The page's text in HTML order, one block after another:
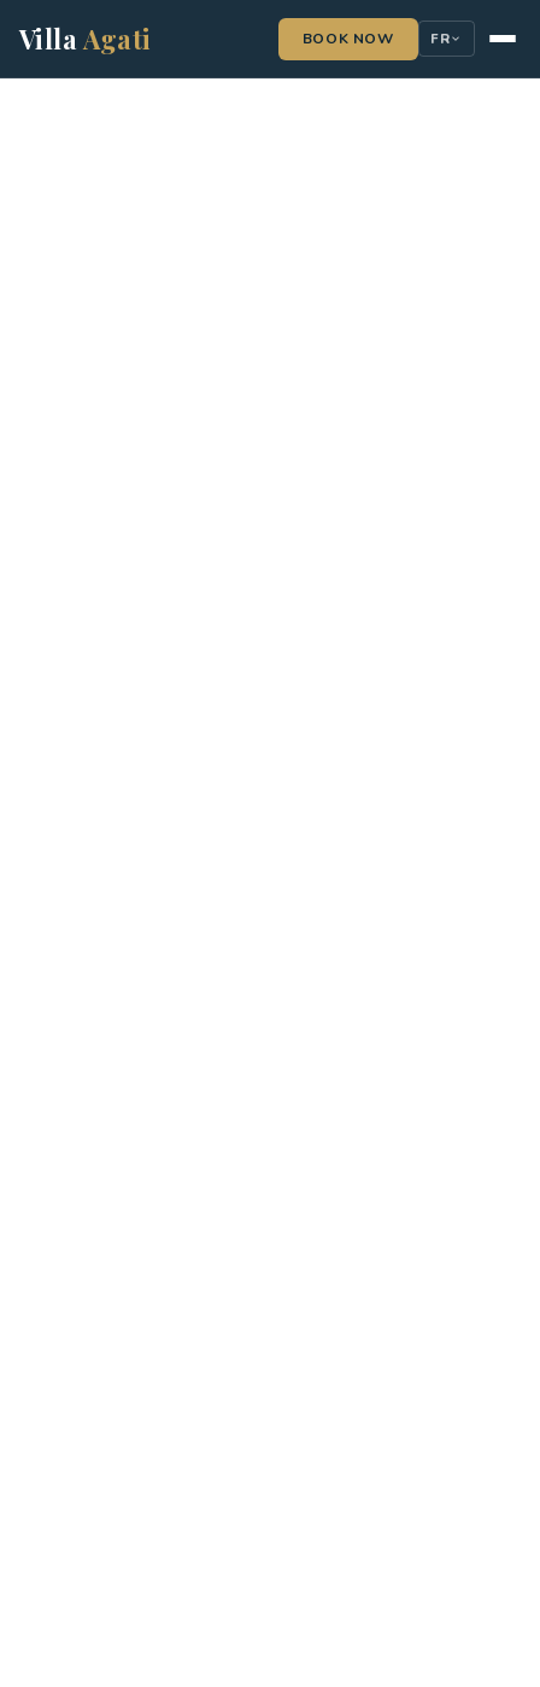
Villa Agati BOOK NOW FR